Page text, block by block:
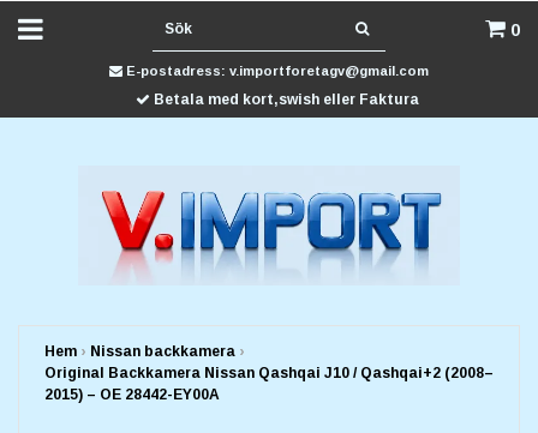
0
E-postadress: v.importforetagv@gmail.com
Betala med kort,swish eller Faktura
Hem › Nissan backkamera ›
Original Backkamera Nissan Qashqai J10 / Qashqai+2 (2008–
2015) – OE 28442-EY00A